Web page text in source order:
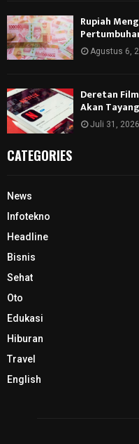
Rupiah
Agustus 6,
Deretan
Akan
Juli 31, 2026
CATEGORIES
News
Infotekno
Headline
Bisnis
Sehat
Oto
Edukasi
Hiburan
Travel
English